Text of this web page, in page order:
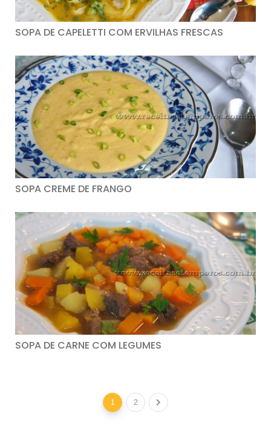
SOPA DE CAPELETTI COM ERVILHAS FRESCAS
SOPA CREME DE FRANGO
SOPA DE CARNE COM LEGUMES
1 2